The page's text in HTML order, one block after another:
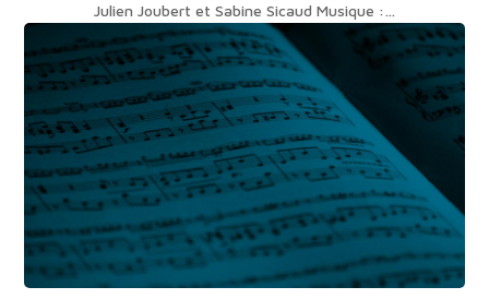
Julien Joubert et Sabine Sicaud Musique :…